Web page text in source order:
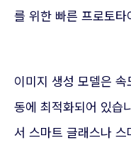
를 위한 빠른 프로토
이미지 생성 모델은
동에 최적화되어 있습
서 스마트 글래스나